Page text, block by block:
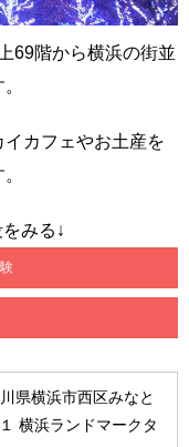
69階から横浜の街並
カフェやお土産を
みる↓
県横浜市西区みなと
横浜ランドマークタ